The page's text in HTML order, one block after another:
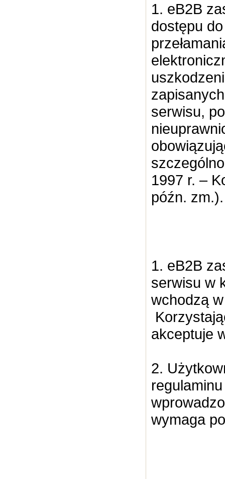
1. eB2B
dostępu
serwisu,
1997 r. –
późn. zm.).
1. eB2B
serwisu w
wchodzą
akceptuje
2.
wymaga